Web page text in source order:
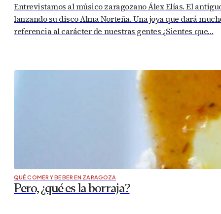
Entrevistamos al músico zaragozano Álex Elías. El
lanzando su disco Alma Norteña. Una joya que dará
referencia al carácter de nuestras gentes ¿Sientes que…
QUÉ COMER Y BEBER EN ZARAGOZA
Pero, ¿qué es la borraja?